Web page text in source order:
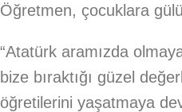
Öğretmen, çocuklara
“Atatürk aramızda
bize bıraktığı güzel
öğretilerini yaşatmaya